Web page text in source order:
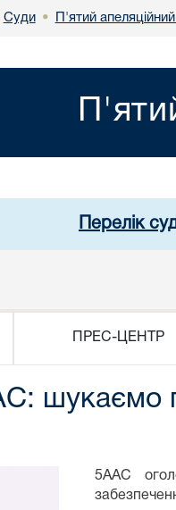
Суди • П'ятий
Перелік
ПРЕС-ЦЕНТР
шукаємо
5ААС